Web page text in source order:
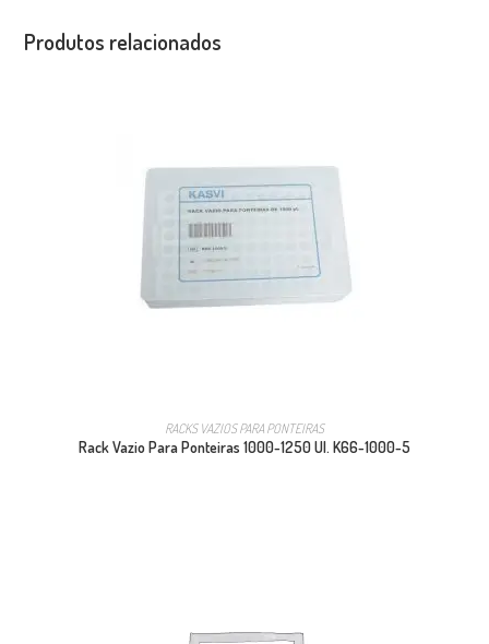
Produtos relacionados
RACKS VAZIOS PARA PONTEIRAS
Rack Vazio Para Ponteiras 1000-1250 Ul. K66-1000-5